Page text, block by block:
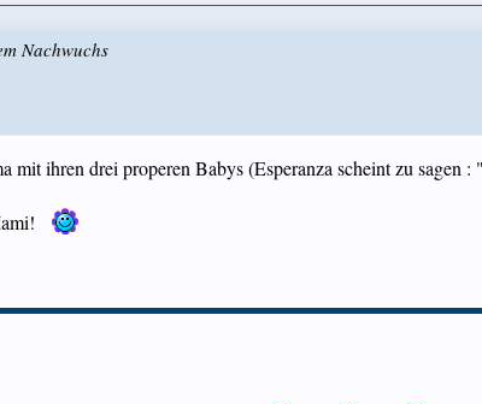
Nachwuchs
mit ihren drei properen Babys (Esperanza scheint zu sagen